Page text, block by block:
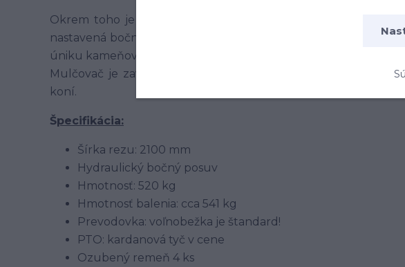
Okrem toho je mulčovač vybavený veľmi ťažkým zadným
nastavená bočnými lyžinami. Oscilujúce pozinkované lamely v
úniku kameňov.
Mulčovač je zavesený na trojbodovom zavesenie traktora
koní.
Špecifikácia:
Šírka rezu: 2100 mm
Hydraulický bočný posuv
Hmotnosť: 520 kg
Hmotnosť balenia: cca 541 kg
Prevodovka: voľnobežka je štandard!
PTO: kardanová tyč v cene
Ozubený remeň 4 ks